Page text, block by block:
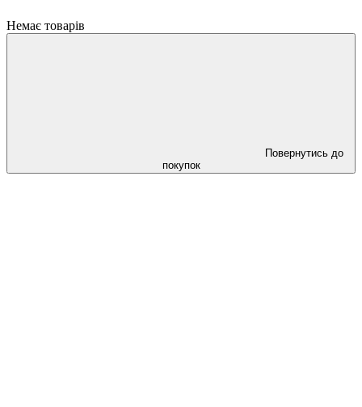
Немає товарів
Повернутись до
покупок